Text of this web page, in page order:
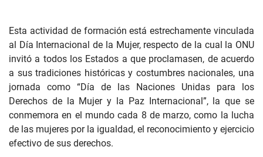
Esta actividad de formación está estrechamente vinculada
al Día Internacional de la Mujer, respecto de la cual la ONU
invitó a todos los Estados a que proclamasen, de acuerdo
a sus tradiciones históricas y costumbres nacionales, una
jornada como “Día de las Naciones Unidas para los
Derechos de la Mujer y la Paz Internacional”, la que se
conmemora en el mundo cada 8 de marzo, como la lucha
de las mujeres por la igualdad, el reconocimiento y ejercicio
efectivo de sus derechos.